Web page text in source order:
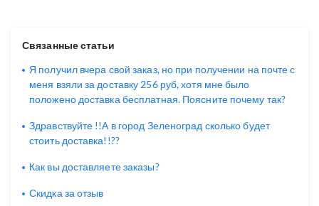
Связанные статьи
Я получил вчера свой заказ, но при получении на почте с
меня взяли за доставку 256 руб, хотя мне было
положено доставка бесплатная. Поясните почему так?
Здравствуйте !!А в город Зеленоград сколько будет
стоить доставка!!??
Как вы доставляете заказы?
Скидка за отзыв